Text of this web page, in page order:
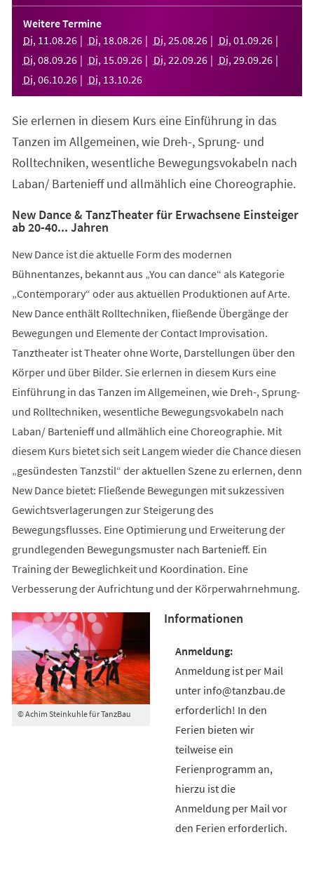
in
einem
neuen
Tab)
Weitere Termine
Di, 11 .08.26 Di, 18.08.26 Di, 25.08.26 Di, 01 .09.26
Di, 08.09.26 Di, 15.09.26 Di, 22.09.26 Di, 29.09.26
Di, 06.10.26 Di, 13.10.26
Sie erlernen in diesem Kurs eine Einführung in das
Tanzen im Allgemeinen, wie Dreh-, Sprung- und
Rolltechniken, wesentliche Bewegungsvokabeln nach
Laban/ Bartenieff und allmählich eine Choreographie.
New Dance & TanzTheater für Erwachsene Einsteiger
ab 20-40... Jahren
New Dance ist die aktuelle Form des modernen
Bühnentanzes, bekannt aus „You can dance“ als Kategorie
„Contemporary“ oder aus aktuellen Produktionen auf Arte.
New Dance enthält Rolltechniken, fließende Übergänge der
Bewegungen und Elemente der Contact Improvisation.
Tanztheater ist Theater ohne Worte, Darstellungen über den
Körper und über Bilder. Sie erlernen in diesem Kurs eine
Einführung in das Tanzen im Allgemeinen, wie Dreh-, Sprung-
und Rolltechniken, wesentliche Bewegungsvokabeln nach
Laban/ Bartenieff und allmählich eine Choreographie. Mit
diesem Kurs bietet sich seit Langem wieder die Chance diesen
„gesündesten Tanzstil“ der aktuellen Szene zu erlernen, denn
New Dance bietet: Fließende Bewegungen mit sukzessiven
Gewichtsverlagerungen zur Steigerung des
Bewegungsflusses. Eine Optimierung und Erweiterung der
grundlegenden Bewegungsmuster nach Bartenieff. Ein
Training der Beweglichkeit und Koordination. Eine
Verbesserung der Aufrichtung und der Körperwahrnehmung.
© Achim Steinkuhle für TanzBau
Informationen
Anmeldung ist per Mail
unter info@tanzbau.de
erforderlich! In den
Ferien bieten wir
teilweise ein
Ferienprogramm an,
hierzu ist die
Anmeldung per Mail vor
den Ferien erforderlich.